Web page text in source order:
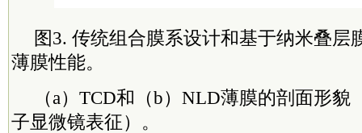
图3. 传统组合膜系设计和基于纳米叠层
薄膜性能。
（a）TCD和（b）NLD薄膜的剖面形
子显微镜表征）。